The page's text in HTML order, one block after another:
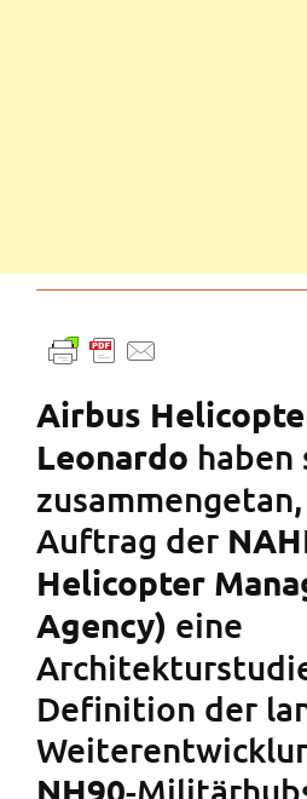
Airbus
Leonardo haben
Auftrag der
Helicopter
Agency) eine
Definition der
NH90-